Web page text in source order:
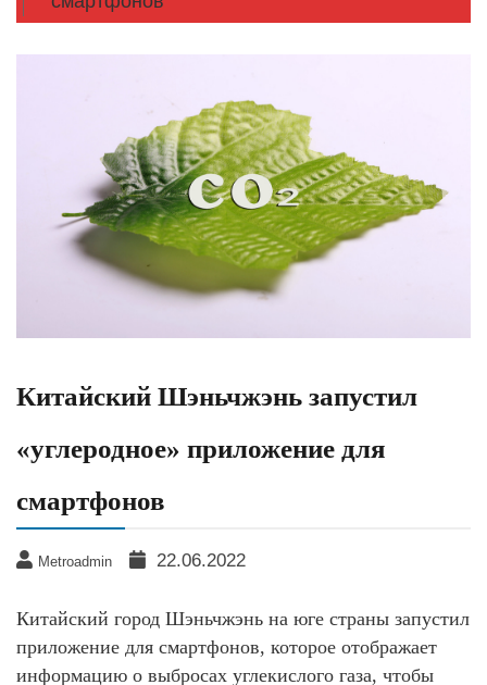
Китайский Шэньчжэнь запустил
«углеродное» приложение для
смартфонов
Metroadmin 22.06.2022
Китайский город Шэньчжэнь на юге страны запустил
приложение для смартфонов, которое отображает
информацию о выбросах углекислого газа, чтобы